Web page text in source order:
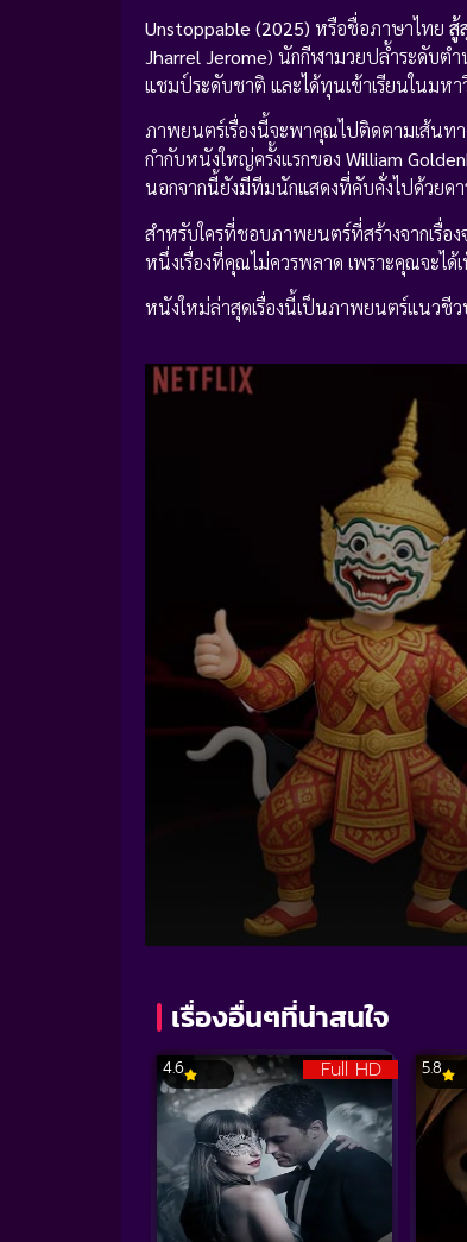
Unstoppable (2025) หรือชื่อภาษาไทย สู้
Jharrel Jerome) นักกีฬามวยปล้ำระดับตำ
แชมป์ระดับชาติ และได้ทุนเข้าเรียนในมห
ภาพยนตร์เรื่องนี้จะพาคุณไปติดตามเส้นท
กำกับหนังใหญ่ครั้งแรกของ William
นอกจากนี้ยังมีทีมนักแสดงที่คับคั่งไปด้วยด
สำหรับใครที่ชอบภาพยนตร์ที่สร้างจากเรื่อง
หนึ่งเรื่องที่คุณไม่ควรพลาด เพราะคุณจะไ
หนังใหม่ล่าสุดเรื่องนี้เป็นภาพยนตร์แนวชีว
เรื่องอื่นๆที่น่าสนใจ
Full HD
4.6 5.8